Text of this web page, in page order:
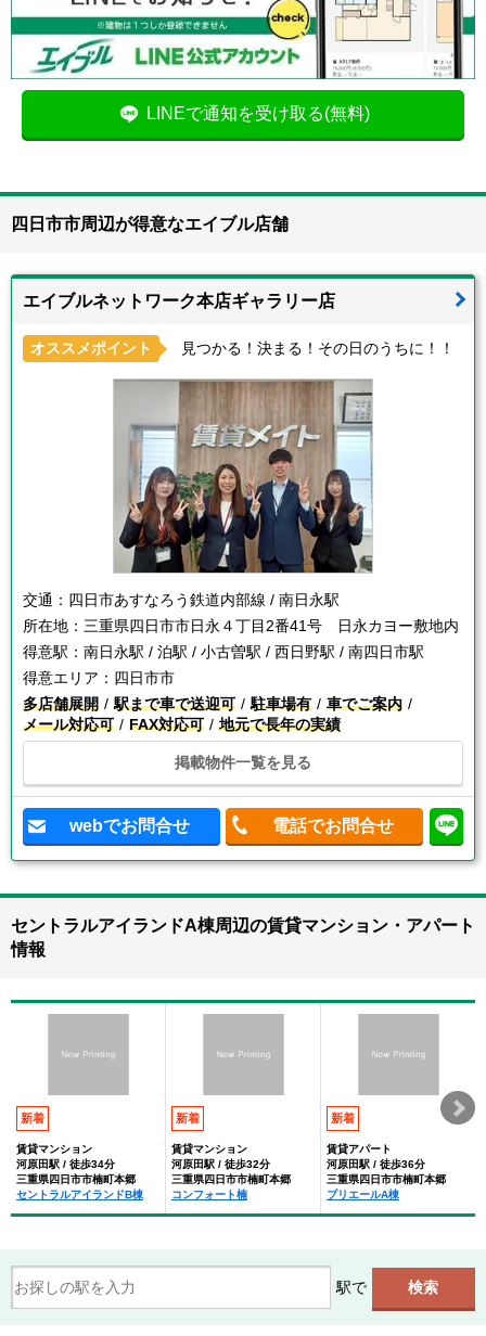
LINEで通知を受け取る(無料)
四日市市周辺が得意なエイブル店舗
エイブルネットワーク本店ギャラリー店
オススメポイント 見つかる！決まる！その日のうちに！！
交通： 四日市あすなろう鉄道内部線 / 南日永駅
所在地： 三重県四日市市日永４丁目2番41号 日永カヨー敷地内
得意駅： 南日永駅 / 泊駅 / 小古曽駅 / 西日野駅 / 南四日市駅
得意エリア： 四日市市
多店舗展開
駅まで車で送迎可 駐車場有
車でご案内
メール対応可
FAX対応可 地元で長年の実績
掲載物件一覧を見る
webでお問合せ 電話でお問合せ
セントラルアイランドA棟周辺の賃貸マンション・アパート
情報
新着
賃貸マンション
河原田駅 / 徒歩34分
三重県四日市市楠町本郷
セントラルアイランドB棟
新着
賃貸マンション
河原田駅 / 徒歩32分
三重県四日市市楠町本郷
コンフォート楠
新着
賃貸アパート
河原田駅 / 徒歩36分
三重県四日市市楠町本郷
プリエールA棟
駅で